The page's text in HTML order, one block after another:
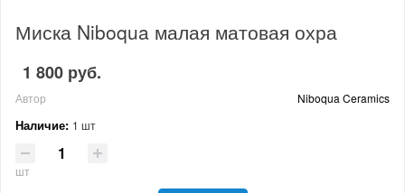
Миска Niboqua малая матовая охра
1 800 руб.
Автор Niboqua Ceramics
Наличие: 1 шт
шт